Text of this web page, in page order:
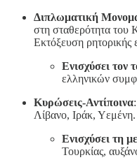
Διπλωματική
στη σταθερότητα του
Εκτόξευση ρητορικής
Ενισχύσει τον
ελληνικών
Κυρώσεις-Αντίποινα
Λίβανο, Ιράκ,
Ενισχύσει τη
Τουρκίας,